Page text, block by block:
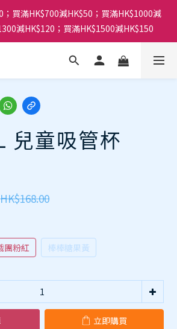
；買滿HK$700減HK$50；買滿HK$1000減
減HK$120；買滿HK$1500減HK$150
兒童吸管杯
HK$168.00
團粉紅 棒棒糖果黃
立即購買